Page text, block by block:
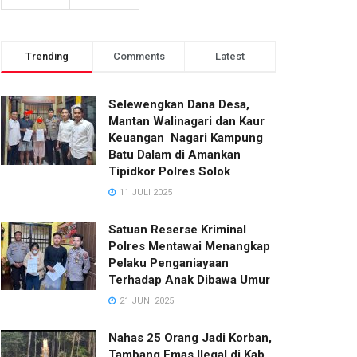
Trending Comments Latest
Selewengkan Dana Desa,
Mantan Walinagari dan Kaur
Keuangan Nagari Kampung
Batu Dalam di Amankan
Tipidkor Polres Solok
11 JULI 2025
Satuan Reserse Kriminal
Polres Mentawai Menangkap
Pelaku Penganiayaan
Terhadap Anak Dibawa Umur
21 JUNI 2025
Nahas 25 Orang Jadi Korban,